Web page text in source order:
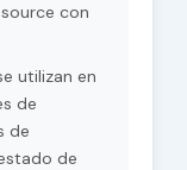
con
utilizan en
de
de
de